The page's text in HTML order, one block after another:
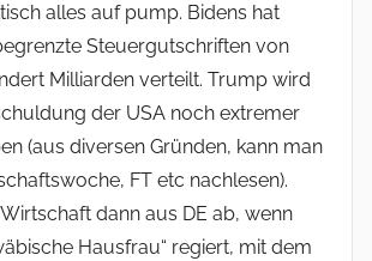
alles auf pump. Bidens hat
Steuergutschriften von
Milliarden verteilt. Trump wird
der USA noch extremer
(aus diversen Gründen, kann man
FT etc nachlesen).
dann aus DE ab, wenn
Hausfrau“ regiert, mit dem